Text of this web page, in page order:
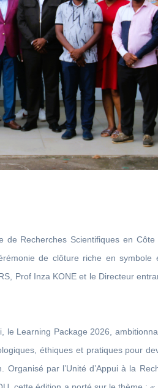
Recherches Scientifiques en Côte
de clôture riche en symbole
Prof Inza KONE et le Directeur
Learning Package 2026,
éthiques et pratiques pour
par l’Unité d’Appui à la